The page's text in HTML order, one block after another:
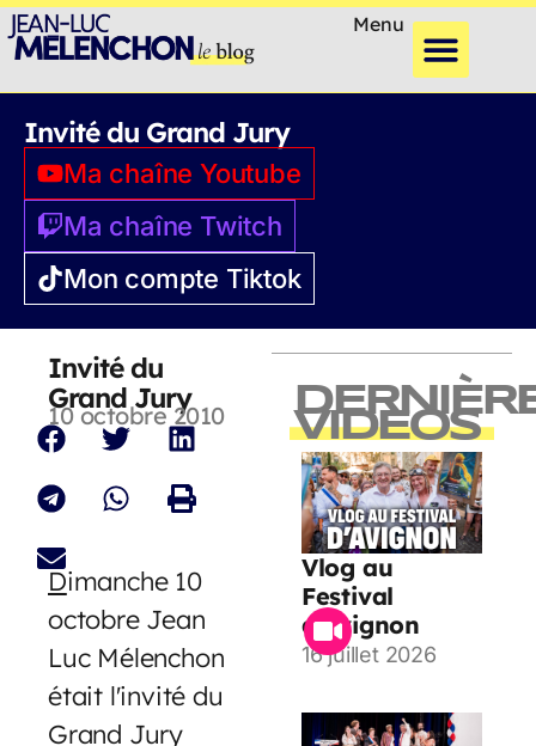
Menu
Invité du Grand Jury
Ma chaîne Youtube
Ma chaîne Twitch
Mon compte Tiktok
Invité du
Grand Jury
10 octobre 2010
Dimanche 10
octobre Jean
Luc Mélenchon
était l'invité du
Grand Jury
VIDEOS
Vlog au
Festival
d’Avignon
16 juillet 2026